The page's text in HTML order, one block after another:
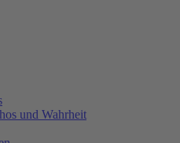
und Wahrheit